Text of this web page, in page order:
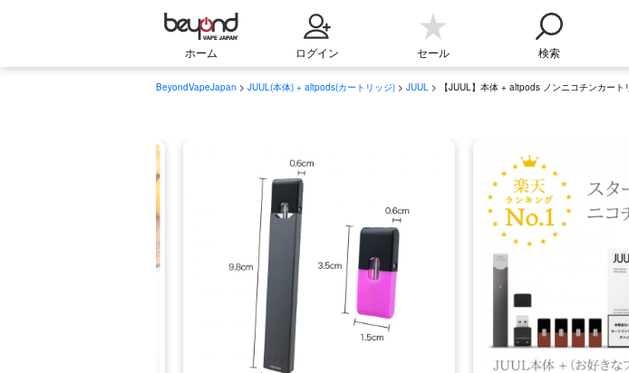
ホーム ログイン セール 検索
BeyondVapeJapan > JUUL(本体) + altpods(カートリッジ) > JUUL > 【JUUL】本体 + altpods ノンニコチンカート